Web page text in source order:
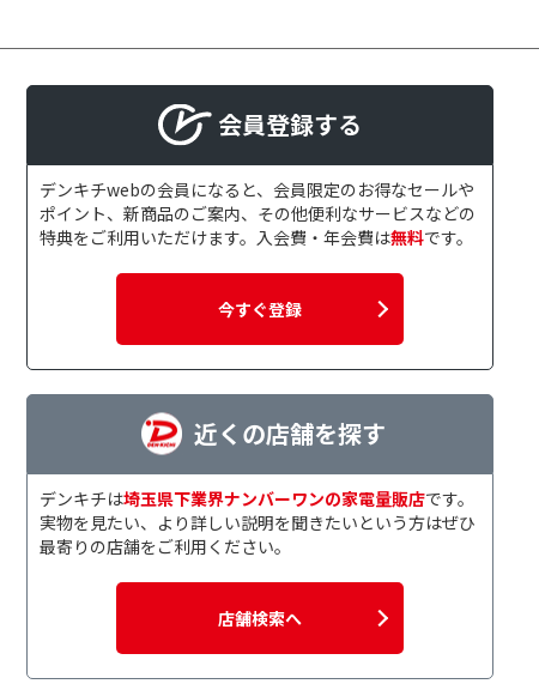
会員登録する
デンキチwebの会員になると、会員限定のお得なセールや
ポイント、新商品のご案内、その他便利なサービスなどの
特典をご利用いただけます。入会費・年会費は無料です。
今すぐ登録
近くの店舗を探す
デンキチは埼玉県下業界ナンバーワンの家電量販店です。
実物を見たい、より詳しい説明を聞きたいという方はぜひ
最寄りの店舗をご利用ください。
店舗検索へ